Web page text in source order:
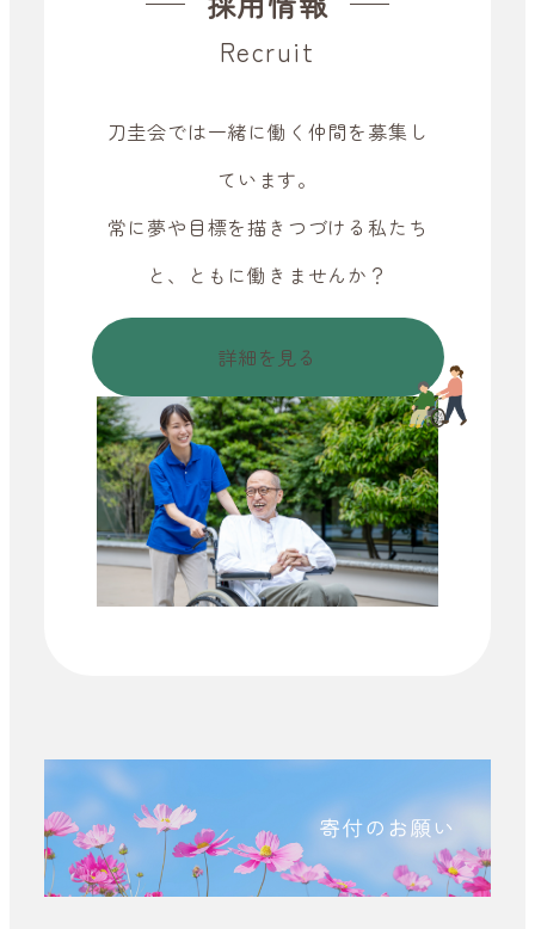
Recruit
刀圭会では一緒に働く仲間を募集し
ています。
常に夢や目標を描きつづける私たち
と、
ともに働きませんか？
詳細を見る